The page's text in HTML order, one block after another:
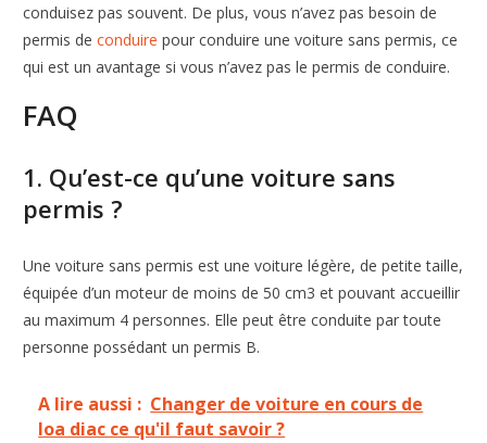
conduisez pas souvent. De plus, vous n’avez pas besoin de
permis deconduire pour conduire une voiture sans permis, ce
qui est un avantage si vous n’avez pas le permis de conduire.
FAQ
1. Qu’est-ce qu’une voiture sans
permis ?
Une voiture sans permis est une voiture légère, de petite taille,
équipée d’un moteur de moins de 50 cm3 et pouvant accueillir
au maximum 4 personnes. Elle peut être conduite par toute
personne possédant un permis B.
A lire aussi : Changer de voiture en cours de
loa diac ce qu'il faut savoir ?